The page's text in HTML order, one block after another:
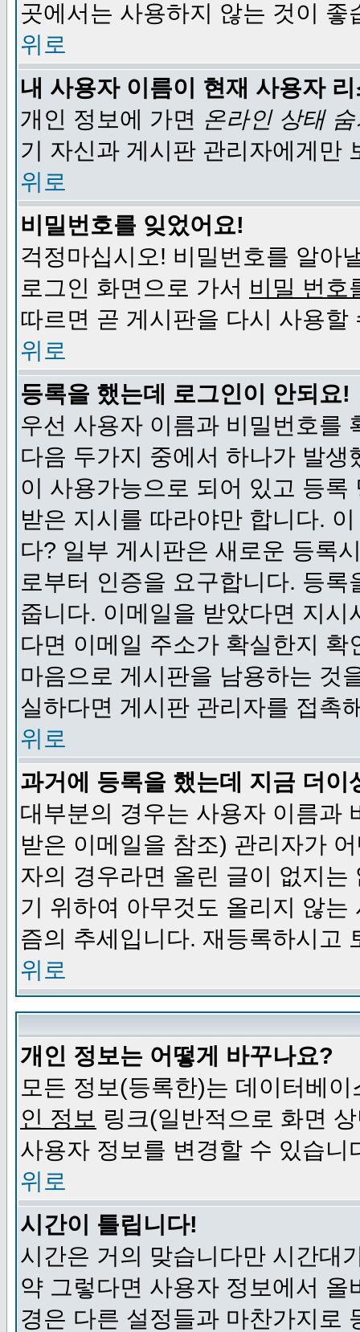
곳에서는 사용하지 않는 것이 좋
위로
내 사용자 이름이 현재 사용자
개인 정보에 가면 온라인 상태
기 자신과 게시판 관리자에게만
위로
비밀번호를 잊었어요!
걱정마십시오! 비밀번호를 알아
로그인 화면으로 가서 비밀 번호
따르면 곧 게시판을 다시 사용할
위로
등록을 했는데 로그인이 안되요!
우선 사용자 이름과 비밀번호를
다음 두가지 중에서 하나가 발
이 사용가능으로 되어 있고 등
받은 지시를 따라야만 합니다.
다? 일부 게시판은 새로운 등록
로부터 인증을 요구합니다. 등
줍니다. 이메일을 받았다면 지
다면 이메일 주소가 확실한지
마음으로 게시판을 남용하는 것
실하다면 게시판 관리자를 접촉
위로
과거에 등록을 했는데 지금 더
대부분의 경우는 사용자 이름과
받은 이메일을 참조) 관리자가
자의 경우라면 올린 글이 없지
기 위하여 아무것도 올리지 않
즘의 추세입니다. 재등록하시고
위로
개인 정보는 어떻게 바꾸나요?
모든 정보(등록한)는 데이터베
인 정보 링크(일반적으로 화면
사용자 정보를 변경할 수 있습니
위로
시간이 틀립니다!
시간은 거의 맞습니다만 시간대
약 그렇다면 사용자 정보에서
경은 다른 설정들과 마찬가지로